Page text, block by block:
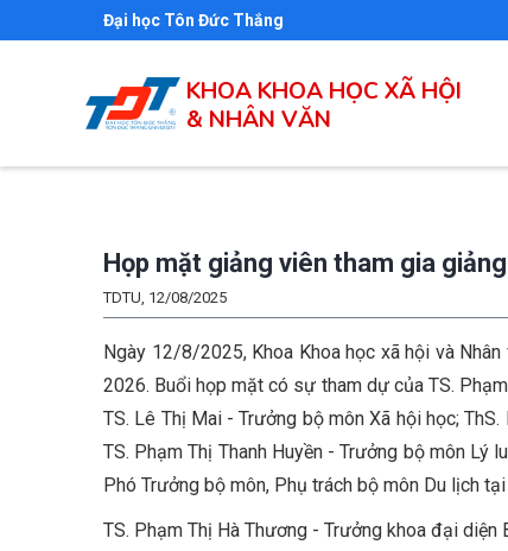
Đại học Tôn Đức Thắng
KHOA KHOA HỌC XÃ HỘI
& NHÂN VĂN
Họp mặt giảng viên tham gia
TDTU, 12/08/2025
Ngày 12/8/2025, Khoa Khoa học xã hội và
2026. Buổi họp mặt có sự tham dự của TS.
TS. Lê Thị Mai - Trưởng bộ môn Xã hội học;
TS. Phạm Thị Thanh Huyền - Trưởng bộ môn Lý
Phó Trưởng bộ môn, Phụ trách bộ môn Du lịch
TS. Phạm Thị Hà Thương - Trưởng khoa đại